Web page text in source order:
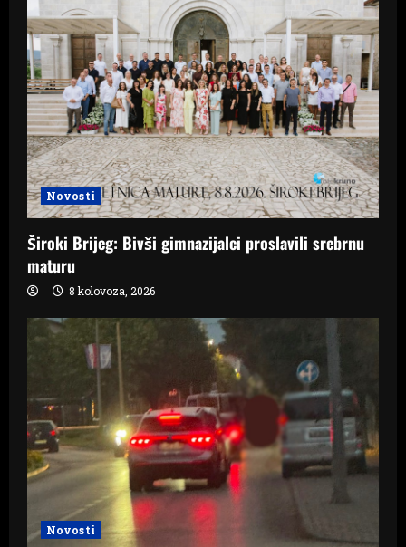
Novosti
Široki Brijeg: Bivši gimnazijalci proslavili srebrnu
maturu
8 kolovoza, 2026
Novosti